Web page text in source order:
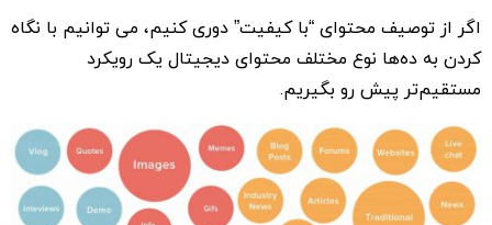
اگر از توصیف محتوای “با کیفیت” دوری کنیم، می توانیم با نگاه
کردن به ده‌ها نوع مختلف محتوای دیجیتال یک رویکرد
مستقیم‌تر پیش رو بگیریم.